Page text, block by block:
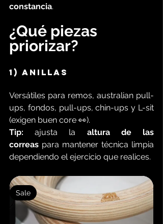
constancia.
¿Qué piezas
priorizar?
1) Anillas
Versátiles para remos, australian pull-
ups, fondos, pull-ups, chin-ups y L-sit
(exigen buen core 👀).
Tip: ajusta la altura de las
correas para mantener técnica limpia
dependiendo el ejercicio que realices.
Sale